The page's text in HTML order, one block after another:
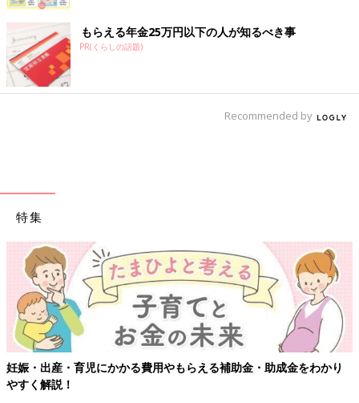
もらえる年金25万円以下の人が知るべき事
PR(くらしの話題)
Recommended by
特集
妊娠・出産・育児にかかる費用やもらえる補助金・助成金をわかり
やすく解説！